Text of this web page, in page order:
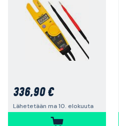
336,90 €
Lähetetään ma 10. elokuuta